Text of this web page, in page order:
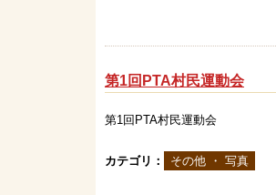
第1回PTA村民運動会
第1回PTA村民運動会
カテゴリ： その他 ・ 写真